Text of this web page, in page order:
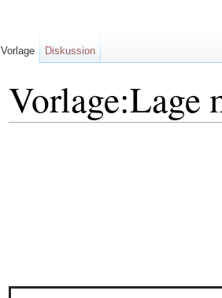
Vorlage Diskussion